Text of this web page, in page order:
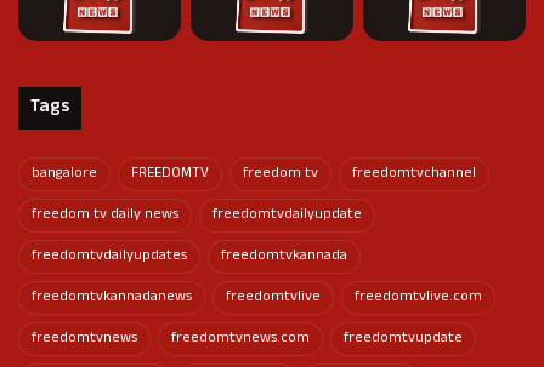
Tags
bangalore FREEDOMTV freedom tv
freedomtvchannel
freedom tv daily news
freedomtvdailyupdate
freedomtvdailyupdates
freedomtvkannada
freedomtvkannadanews
freedomtvlive
freedomtvlive.com
freedomtvnews
freedomtvnews.com
freedomtvupdate